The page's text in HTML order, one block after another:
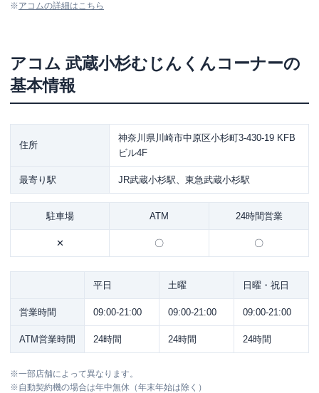
※アコムの詳細はこちら
アコム 武蔵小杉むじんくんコーナーの
基本情報
住所
神奈川県川崎市中原区小杉町3-430-19 KFB
ビル4F
最寄り駅 JR武蔵小杉駅、東急武蔵小杉駅
駐車場 ATM 24時間営業
✕ 〇 〇
平日 土曜 日曜・祝日
営業時間 09:00-21:00 09:00-21:00 09:00-21:00
ATM営業時間 24時間 24時間 24時間
※一部店舗によって異なります。
※自動契約機の場合は年中無休（年末年始は除く）